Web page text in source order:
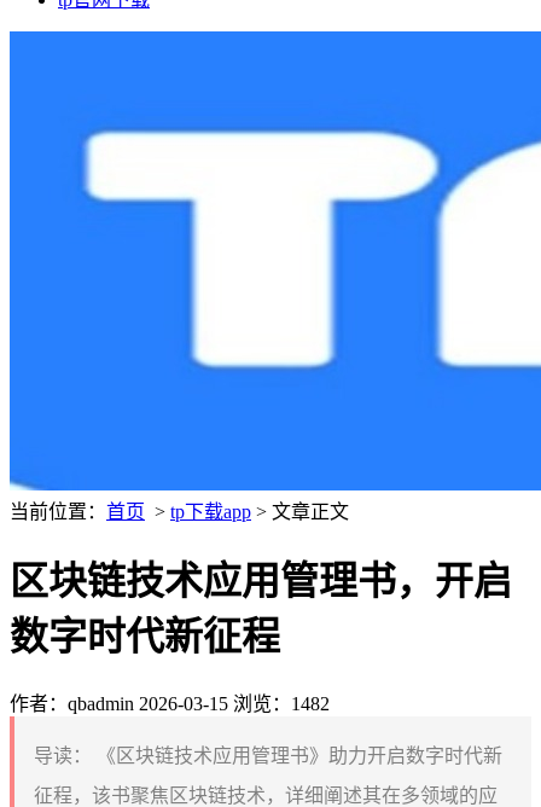
当前位置： 首页 > tp下载app > 文章正文
区块链技术应用管理书，开启
数字时代新征程
作者：qbadmin 2026-03-15 浏览：1482
导读：
《区块链技术应用管理书》助力开启数字时代新
征程，该书聚焦区块链技术，详细阐述其在多领域的应